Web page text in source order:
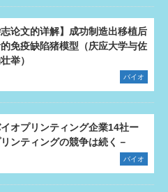
志论文的详解】成功制造出移植后
免疫缺陷猪模型（庆应大学与佐
举）
バイオ
オプリンティング企業14社ー
ンティングの競争は続く－
バイオ